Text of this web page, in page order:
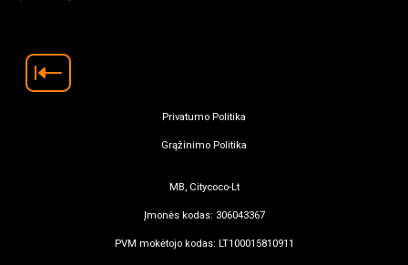
Privatumo Politika
Grąžinimo Politika
MB, Citycoco-Lt
Įmonės kodas: 306043367
PVM mokėtojo kodas: LT100015810911